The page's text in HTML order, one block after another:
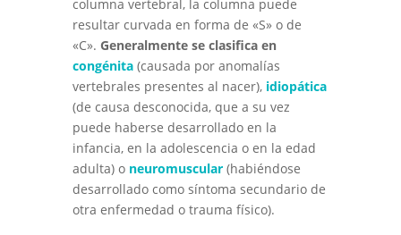
columna vertebral, la columna puede
resultar curvada en forma de «S» o de
«C». Generalmente se clasifica en
congénita(causada por anomalías
vertebrales presentes al nacer),idiopática
(de causa desconocida, que a su vez
puede haberse desarrollado en la
infancia, en la adolescencia o en la edad
adulta) o neuromuscular(habiéndose
desarrollado como síntoma secundario de
otra enfermedad o trauma físico).